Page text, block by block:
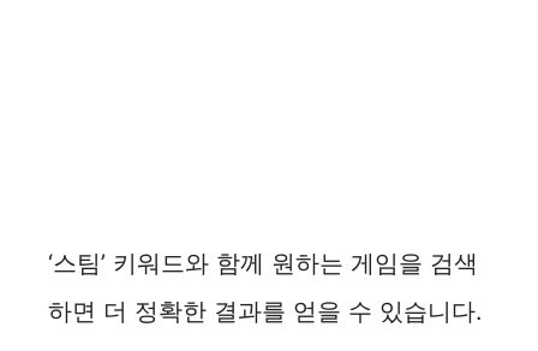
‘스팀’ 키워드와 함께 원하는 게임을 검색
하면 더 정확한 결과를 얻을 수 있습니다.